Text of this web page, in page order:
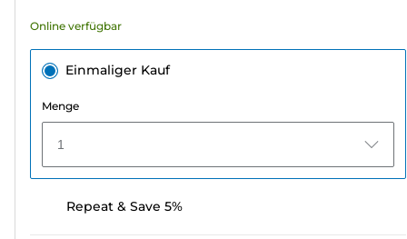
Online verfügbar
Einmaliger Kauf
Menge
1
Repeat & Save 5%